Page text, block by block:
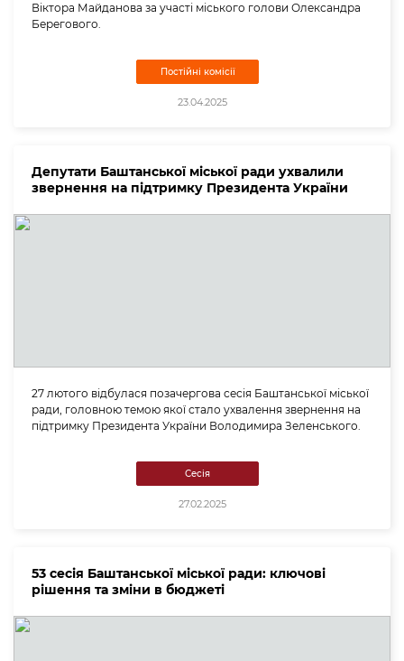
Віктора Майданова за участі міського голови Олександра
Берегового.
Постійні комісії
23.04.2025
Депутати Баштанської міської ради ухвалили
звернення на підтримку Президента України
27 лютого відбулася позачергова сесія Баштанської міської
ради, головною темою якої стало ухвалення звернення на
підтримку Президента України Володимира Зеленського.
Сесія
27.02.2025
53 сесія Баштанської міської ради: ключові
рішення та зміни в бюджеті